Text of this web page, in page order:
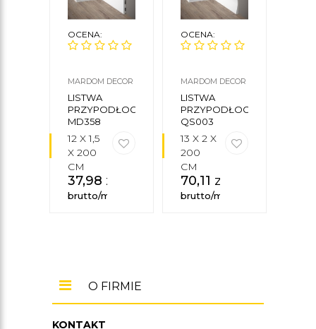
OCENA:
MARDOM DECOR
LISTWA
PRZYPODŁOGOWA
MD358
MARDOM
DECOR
12 X 1,5
X 200
CM
37,98 zł
brutto/mb
OCENA:
MARDOM DECOR
LISTWA
PRZYPODŁOGOWA
QS003
MARDOM
DECOR
13 X 2 X
200
CM
70,11 zł
brutto/mb
KONTAKT
O FIRMIE